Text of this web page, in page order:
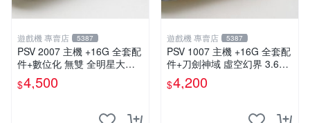
遊戲機 專賣店 5387
PSV 2007 主機 +16G 全套配
件+數位化 無雙 全明星大亂
$4,500
遊戲機 專賣店 5387
PSV 1007 主機 +16G 全套配
件+刀劍神域 虛空幻界 3.61
版本85成新 PSVita1007 一年
保修
$4,200